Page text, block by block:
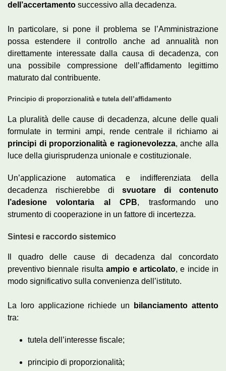
dell’accertamento successivo alla decadenza.
In particolare, si pone il problema se l’Amministrazione
possa estendere il controllo anche ad annualità non
direttamente interessate dalla causa di decadenza, con
una possibile compressione dell’affidamento legittimo
maturato dal contribuente.
Principio di proporzionalità e tutela dell’affidamento
La pluralità delle cause di decadenza, alcune delle quali
formulate in termini ampi, rende centrale il richiamo ai
principi di proporzionalità e ragionevolezza, anche alla
luce della giurisprudenza unionale e costituzionale.
Un’applicazione automatica e indifferenziata della
decadenza rischierebbe disvuotare di contenuto
l’adesione volontaria al CPB, trasformando uno
strumento di cooperazione in un fattore di incertezza.
Sintesi e raccordo sistemico
Il quadro delle cause di decadenza dal concordato
preventivo biennale risultaampio e articolato, e incide in
modo significativo sulla convenienza dell’istituto.
La loro applicazione richiede un
bilanciamento attento
tra:
tutela dell’interesse fiscale;
principio di proporzionalità;